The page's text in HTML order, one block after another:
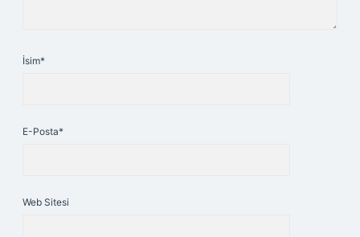
İsim*
E-Posta*
Web Sitesi